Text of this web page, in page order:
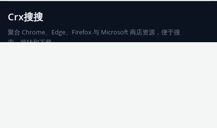
Crx搜搜
聚合 Chrome、Edge、Firefox 与 Microsoft 商店资源，便于搜
索、跳转和下载。